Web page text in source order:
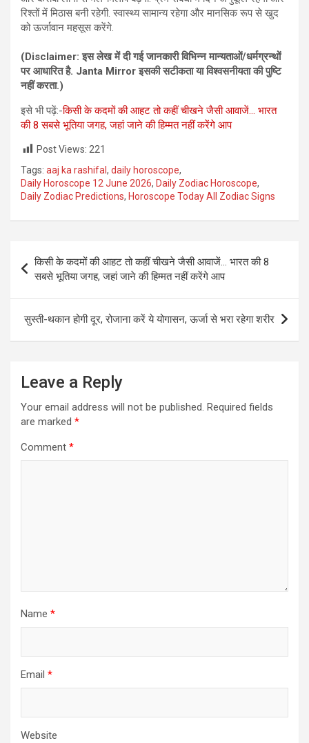
रिश्तों में मिठास बनी रहेगी. स्वास्थ्य सामान्य रहेगा और मानसिक रूप से खुद
को ऊर्जावान महसूस करेंगे.
(Disclaimer: इस लेख में दी गई जानकारी विभिन्‍न मान्‍यताओं/धर्मग्रन्‍थों
पर आधारित है. Janta Mirror इसकी सटीकता या विश्‍वसनीयता की पुष्टि
नहीं करता.)
इसे भी पढ़ें:-किसी के कदमों की आहट तो कहीं चीखने जैसी आवाजें… भारत
की 8 सबसे भूतिया जगह, जहां जाने की हिम्मत नहीं करेंगे आप
Post Views: 221
Tags: aaj ka rashifal , daily horoscope,
Daily Horoscope 12 June 2026, Daily Zodiac Horoscope,
Daily Zodiac Predictions, Horoscope Today All Zodiac Signs
Post
navigation
किसी के कदमों की आहट तो कहीं चीखने जैसी आवाजें… भारत की 8
सबसे भूतिया जगह, जहां जाने की हिम्मत नहीं करेंगे आप
सुस्ती-थकान होगी दूर, रोजाना करें ये योगासन, ऊर्जा से भरा रहेगा शरीर
Leave a Reply
Your email address will not be published. Required fields
are marked *
Comment *
Name *
Email *
Website